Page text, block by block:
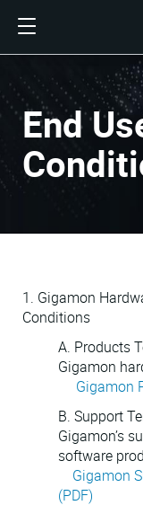
製品
GIGAMONディープオ
クラウドの可視性
ネットワークセキュリ
データセンターの可視
トラフィック・インテ
ソリューション
クラウドの可視性
データセンターの可視
ネットワークセキュリ
業界
パートナー
パートナーを検索する
パートナーでない場合
パートナーの皆様
サポート
概要
サポートを受ける
VÜEコミュニティ
顧客
お客様
リソース
リソース
会社情報
GIGAMONを選ぶ理由
話題の情報
会社情報
LOGIN
コミュニティ
パートナー・ポータル
JP
ENGLISH
FRANÇAIS
DEUTSCH
日本語
한국어
简体中文
End
1. Gigamon
Conditions
A. Products
Gigamon
Gigamon
B. Support
Gigamon’s
software
Gigamon
(PDF)